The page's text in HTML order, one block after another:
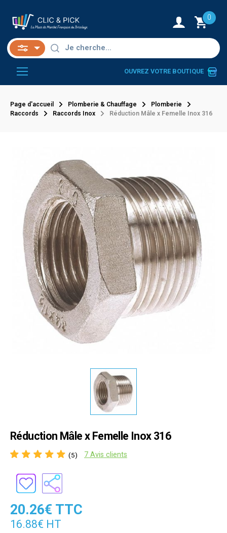
0
OUVREZ VOTRE BOUTIQUE
Page d'accueil Plomberie & Chauffage
Plomberie
Raccords
Raccords Inox Réduction Mâle x Femelle Inox 316
Réduction Mâle x Femelle Inox 316
(5) 7 Avis clients
20.26€ TTC
16.88€ HT